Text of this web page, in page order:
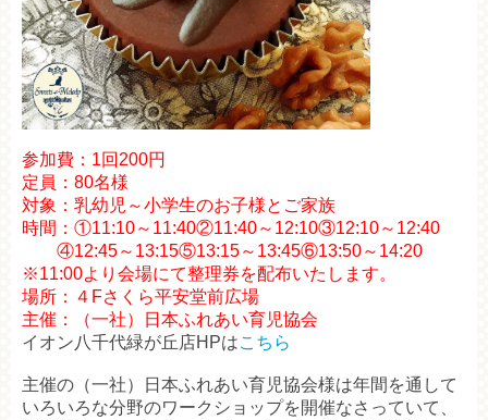
参加費：1回200円
定員：80名様
対象：乳幼児～小学生のお子様とご家族
時間：①11:10～11:40②11:40～12:10③12:10～12:40
④12:45～13:15⑤13:15～13:45⑥13:50～14:20
※11:00より会場にて整理券を配布いたします。
場所：４Fさくら平安堂前広場
主催：（一社）日本ふれあい育児協会
イオン八千代緑が丘店HPはこちら
主催の（一社）日本ふれあい育児協会様は年間を通して
いろいろな分野のワークショップを開催なさっていて、